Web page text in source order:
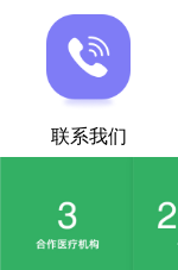
联系我们